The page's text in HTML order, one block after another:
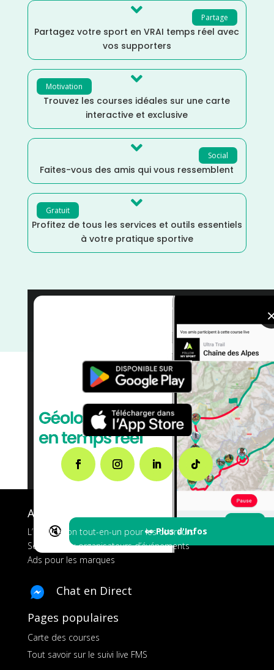
Partage

Partagez votre sport en VRAI temps réel avec
vos supporters
Motivation 
Trouvez les courses idéales sur une carte
interactive et exclusive
Social

Faites-vous des amis qui vous ressemblent
Gratuit 
Profitez de tous les services et outils essentiels
à votre pratique sportive
🔇 👀 Plus d'Infos
courses/Bourgogne
Avril
A propos de FMS
L’application tout-en-un pour les coureurs
Services aux organisateurs d’événements
Ads pour les marques
Chat en Direct
Pages populaires
Carte des courses
Tout savoir sur le suivi live FMS